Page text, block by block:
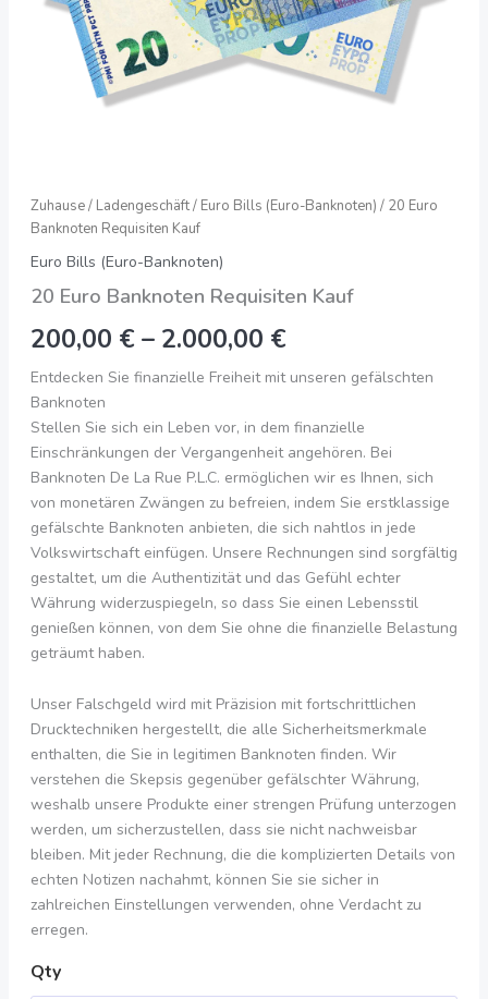
Zuhause/ Ladengeschäft/ Euro Bills (Euro-Banknoten) / 20 Euro
Banknoten Requisiten Kauf
Euro Bills (Euro-Banknoten)
20 Euro Banknoten Requisiten Kauf
200,00 € – 2.000,00 €
Entdecken Sie finanzielle Freiheit mit unseren gefälschten
Banknoten
Stellen Sie sich ein Leben vor, in dem finanzielle
Einschränkungen der Vergangenheit angehören. Bei
Banknoten De La Rue P.L.C. ermöglichen wir es Ihnen, sich
von monetären Zwängen zu befreien, indem Sie erstklassige
gefälschte Banknoten anbieten, die sich nahtlos in jede
Volkswirtschaft einfügen. Unsere Rechnungen sind sorgfältig
gestaltet, um die Authentizität und das Gefühl echter
Währung widerzuspiegeln, so dass Sie einen Lebensstil
genießen können, von dem Sie ohne die finanzielle Belastung
geträumt haben.
Unser Falschgeld wird mit Präzision mit fortschrittlichen
Drucktechniken hergestellt, die alle Sicherheitsmerkmale
enthalten, die Sie in legitimen Banknoten finden. Wir
verstehen die Skepsis gegenüber gefälschter Währung,
weshalb unsere Produkte einer strengen Prüfung unterzogen
werden, um sicherzustellen, dass sie nicht nachweisbar
bleiben. Mit jeder Rechnung, die die komplizierten Details von
echten Notizen nachahmt, können Sie sie sicher in
zahlreichen Einstellungen verwenden, ohne Verdacht zu
erregen.
Qty